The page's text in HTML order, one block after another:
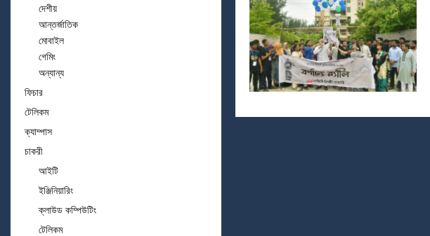
দেশীয়
আন্তর্জাতিক
মোবাইল
গেমিং
অন্যান্য
ফিচার
টেলিকম
ক্যাম্পাস
চাকরী
আইটি
ইঞ্জিনিয়ারিং
ক্লাউড কম্পিউটিং
টেলিকম